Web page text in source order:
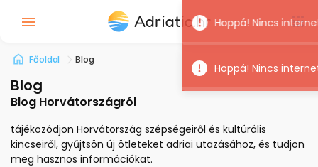
Főoldal Blog
Blog
Blog Horvátországról
tájékozódjon Horvátország szépségeiről és kultúrális
kincseiről, gyűjtsön új ötleteket adriai utazásához, és tudjon
meg hasznos információkat.